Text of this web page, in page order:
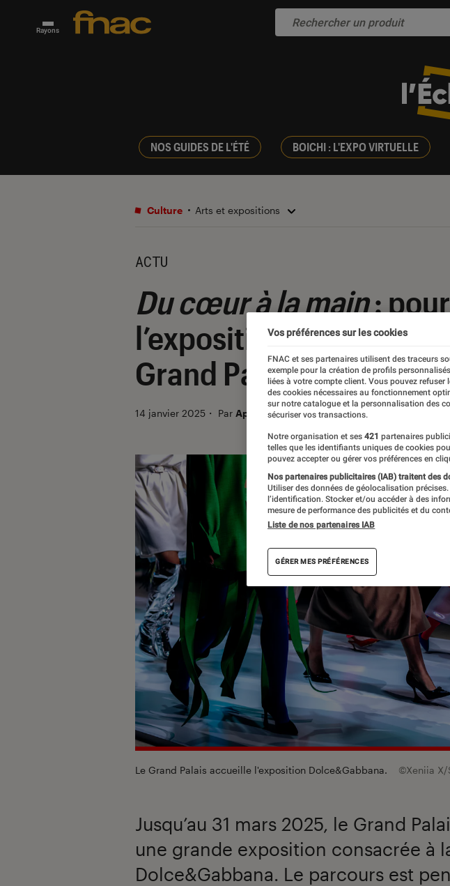
Rayons
NOS GUIDES DE L'ÉTÉ BOICHI : L'EXPO VIRTUELLE
Culture Arts et expositions
ACTU
Du cœur à la main:
l’exposition acclamée
Grand Palais ?
14 janvier 2025 ・ Par Apolline Coëffet
Le Grand Palais accueille l'exposition Dolce&Gabbana. ©Xeniia X/
Jusqu’au 31 mars 2025, le Grand
une grande exposition consacrée à
Dolce&Gabbana. Le parcours est
Vos préférences sur les cookies
FNAC et ses partenaires utilisent des traceurs
exemple pour la création de profils
liées à votre compte client. Vous pouvez
des cookies nécessaires au fonctionnement
sur notre catalogue et la personnalisation des
sécuriser vos transactions.
Notre organisation et ses 421 partenaires
telles que les identifiants uniques de cookies
pouvez accepter ou gérer vos préférences en
Nos partenaires publicitaires (IAB) traitent des
Utiliser des données de géolocalisation
l’identification. Stocker et/ou accéder à des
mesure de performance des publicités et du
Liste de nos partenaires IAB
GÉRER MES PRÉFÉRENCES